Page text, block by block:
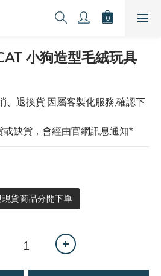
小狗造型毛絨玩具
、退換貨,因屬客製化服務,確認下
缺貨，會經由官網訊息通知*
貨商品分開下單